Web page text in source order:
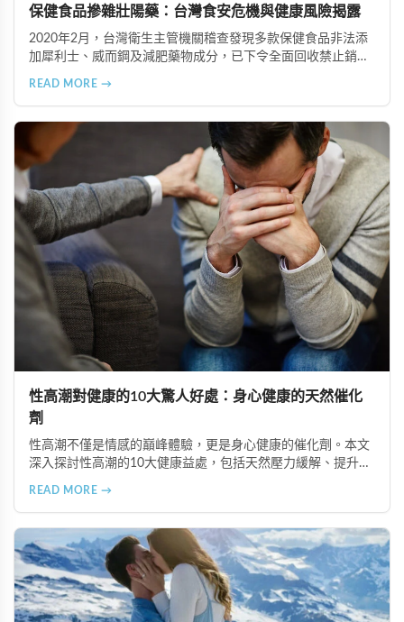
保健食品摻雜壯陽藥：台灣食安危機與健康風險揭露
2020年2月，台灣衛生主管機關稽查發現多款保健食品非法添
加犀利士、威而鋼及減肥藥物成分，已下令全面回收禁止銷
READ MORE →
性高潮對健康的10大驚人好處：身心健康的天然催化
劑
性高潮不僅是情感的巔峰體驗，更是身心健康的催化劑。本文
深入探討性高潮的10大健康益處，包括天然壓力緩解、提升睡
READ MORE →